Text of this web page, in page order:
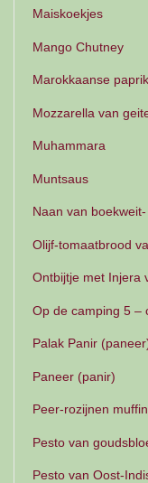
Maiskoekjes
Mango Chutney
Marokkaanse
Mozzarella van
Muhammara
Muntsaus
Naan van
Olijf-tomaatbrood
Ontbijtje met Injera
Op de camping 5 –
Palak Panir
Paneer (panir)
Peer-rozijnen
Pesto van
Pesto van Oost-